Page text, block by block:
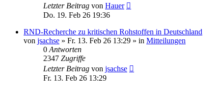
Letzter Beitrag von Hauer
Do. 19. Feb 26 19:36
RND-Recherche zu kritischen Rohstoffen in Deutschland
von jsachse » Fr. 13. Feb 26 13:29 » in Mitteilungen
0 Antworten
2347 Zugriffe
Letzter Beitrag von jsachse
Fr. 13. Feb 26 13:29